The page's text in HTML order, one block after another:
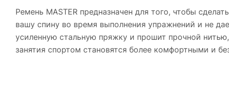
Ремень MASTER предназначен для того, чтобы
вашу спину во время выполнения упражнений и не
усиленную стальную пряжку и прошит прочной
занятия спортом становятся более комфортными и